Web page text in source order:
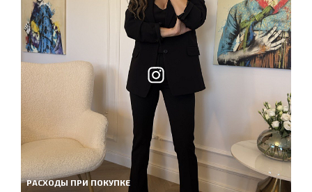
РАСХОДЫ ПРИ ПОКУПКЕ